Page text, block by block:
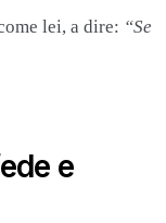
lei, a dire: “Se
e